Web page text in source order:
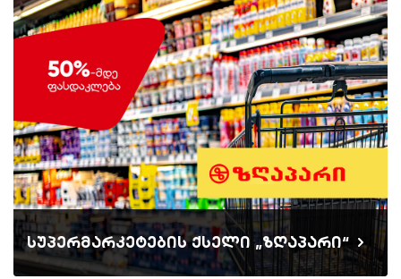
სუპერმარკეტების ქსელი „ზღაპარი“